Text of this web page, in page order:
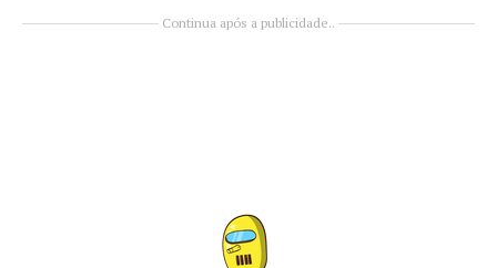
Continua após a publicidade..